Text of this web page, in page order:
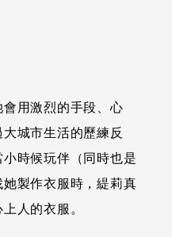
用激烈的手段、心
城市生活的歷練反
時候玩伴（同時也是
製作衣服時，緹莉真
人的衣服。